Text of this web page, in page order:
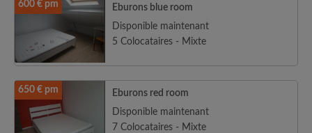
600 € pm
Eburons blue room
Disponible maintenant
5 Colocataires - Mixte
650 € pm
Eburons red room
Disponible maintenant
7 Colocataires - Mixte